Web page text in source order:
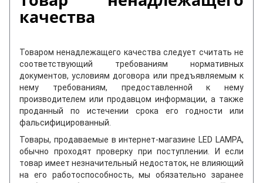
качества
Товаром ненадлежащего качества следует считать не
соответствующий требованиям нормативных
документов, условиям договора или предъявляемым к
нему требованиям, предоставленной к нему
производителем или продавцом информации, а также
проданный по истечении срока его годности или
фальсифицированный.
Товары, продаваемые в интернет-магазине LED LAMPA,
обычно проходят проверку при поступлении. И если
товар имеет незначительный недостаток, не влияющий
на его работоспособность, мы обязательно заранее